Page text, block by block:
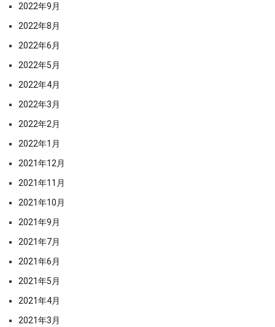
2022年9月
2022年8月
2022年6月
2022年5月
2022年4月
2022年3月
2022年2月
2022年1月
2021年12月
2021年11月
2021年10月
2021年9月
2021年7月
2021年6月
2021年5月
2021年4月
2021年3月